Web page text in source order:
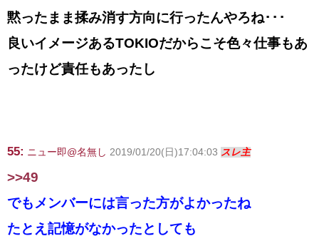
黙ったまま揉み消す方向に行ったんやろね･･･
良いイメージあるTOKIOだからこそ色々仕事もあ
ったけど責任もあったし
55: ニュー即@名無し 2019/01/20(日)17:04:03 スレ主
>>49
でもメンバーには言った方がよかったね
たとえ記憶がなかったとしても